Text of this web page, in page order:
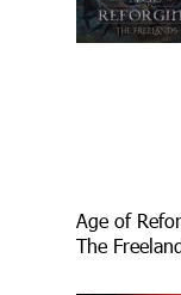
Age of
The